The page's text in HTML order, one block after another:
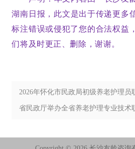
湖南日报 ， 此文是出于传递更多
标注错误或侵犯了您的合法权益
们将及时更正、删除，谢谢。
2026年怀化市民政局初级养老护理员
升培训班顺利开班
省民政厅举办全省养老护理专业技术